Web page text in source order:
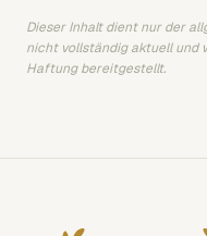
Dieser Inhalt dient nur der
nicht vollständig aktuell und
Haftung bereitgestellt.